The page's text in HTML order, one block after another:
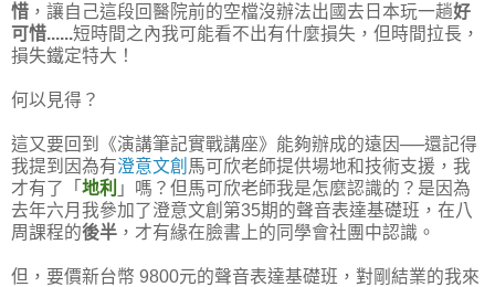
惜 ，讓自己這段回醫院前的空檔沒辦法出國去日本玩一趟好
可惜......短時間之內我可能看不出有什麼損失，但時間拉長，
損失鐵定特大！
何以見得？
這又要回到《演講筆記實戰講座》能夠辦成的遠因──還記得
我提到因為有澄意文創 馬可欣老師提供場地和技術支援，我
才有了「 地利 」嗎？但馬可欣老師我是怎麼認識的？是因為
去年六月我參加了澄意文創第35期的聲音表達基礎班，在八
周課程的後半 ，才有緣在臉書上的同學會社團中認識。
但，要價新台幣 9800元的聲音表達基礎班，對剛結業的我來